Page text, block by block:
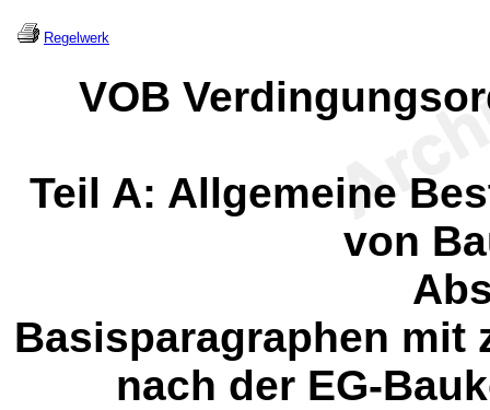
Regelwerk
VOB
Teil A: Allgemeine
von
Basisparagraphen mit
nach der EG-